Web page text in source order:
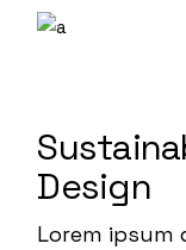
Design
Lorem